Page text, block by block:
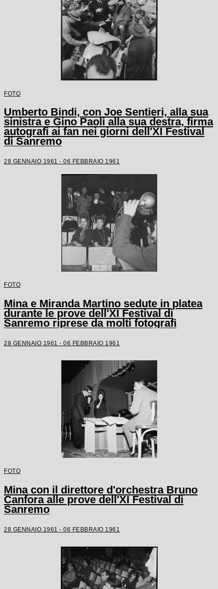
FOTO
Umberto Bindi, con Joe Sentieri, alla sua
sinistra e Gino Paoli alla sua destra, firma
autografi ai fan nei giorni dell'XI Festival
di Sanremo
28 GENNAIO 1961 - 06 FEBBRAIO 1961
FOTO
Mina e Miranda Martino sedute in platea
durante le prove dell'XI Festival di
Sanremo riprese da molti fotografi
28 GENNAIO 1961 - 06 FEBBRAIO 1961
FOTO
Mina con il direttore d'orchestra Bruno
Canfora alle prove dell'XI Festival di
Sanremo
28 GENNAIO 1961 - 06 FEBBRAIO 1961